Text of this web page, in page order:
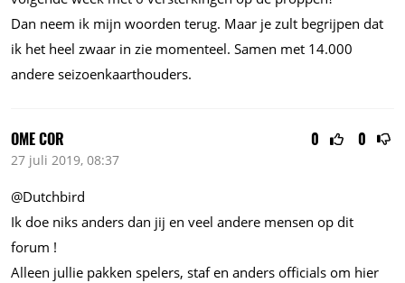
Dan neem ik mijn woorden terug. Maar je zult begrijpen dat
ik het heel zwaar in zie momenteel. Samen met 14.000
andere seizoenkaarthouders.
0 0
OME COR
27 juli 2019, 08:37
@Dutchbird
Ik doe niks anders dan jij en veel andere mensen op dit
forum !
Alleen jullie pakken spelers, staf en anders officials om hier